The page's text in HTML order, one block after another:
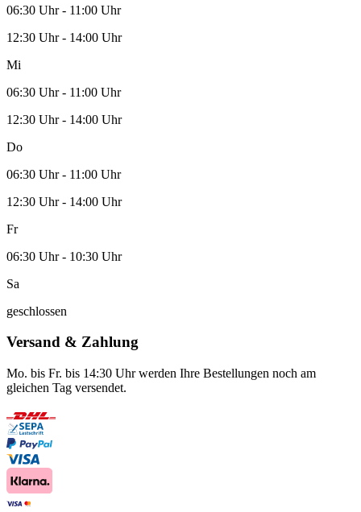
06:30 Uhr - 11:00 Uhr
12:30 Uhr - 14:00 Uhr
Mi
06:30 Uhr - 11:00 Uhr
12:30 Uhr - 14:00 Uhr
Do
06:30 Uhr - 11:00 Uhr
12:30 Uhr - 14:00 Uhr
Fr
06:30 Uhr - 10:30 Uhr
Sa
geschlossen
Versand & Zahlung
Mo. bis Fr. bis 14:30 Uhr werden Ihre Bestellungen noch am
gleichen Tag versendet.